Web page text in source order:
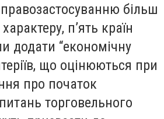
більш
п’ять країн
додати “економічну
що оцінюються при
про початок
торговельного